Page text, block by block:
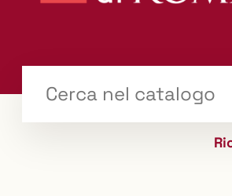
il tuo libro "Catalogo"